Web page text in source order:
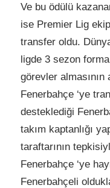
Ve bu ödülü
ise Premier Lig
transfer oldu.
ligde 3 sezon
görevler almasının
Fenerbahçe ‘ye
desteklediği
takım kaptanlığı
taraftarının
Fenerbahçe ‘ye
Fenerbahçeli